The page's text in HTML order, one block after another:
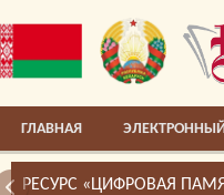
ГЛАВНАЯ
РЕСУРС «ЦИФРОВАЯ